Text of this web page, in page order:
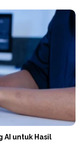
AI untuk Hasil